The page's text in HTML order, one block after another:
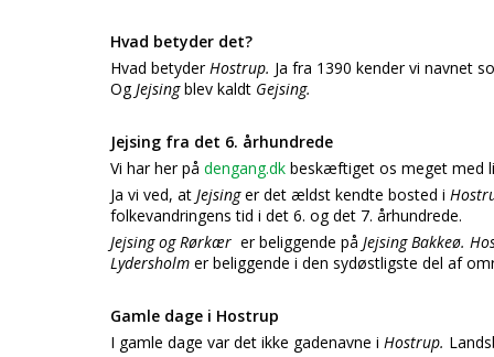
Hvad betyder det?
Hvad betyderHostrup. Ja fra 1390 kender vi navnet
OgJejsingblev kaldt Gejsing.
Jejsing fra det 6. århundrede
Vi har her på dengang.dk beskæftiget os meget med
Ja vi ved, at Jejsinger det ældst kendte bosted i
folkevandringens tid i det 6. og det 7. århundrede.
Jejsing og Rørkær er beliggende på Jejsing Bakkeø.
Lydersholm er beliggende i den sydøstligste del af
Gamle dage i Hostrup
I gamle dage var det ikke gadenavne i Hostrup.